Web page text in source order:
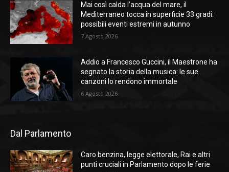
Mai così calda l’acqua del mare, il
Mediterraneo tocca in superficie 33 gradi:
possibili eventi estremi in autunno
7 Agosto 2026
Addio a Francesco Guccini, il Maestrone ha
segnato la storia della musica: le sue
canzoni lo rendono immortale
6 Agosto 2026
Dal Parlamento
Caro benzina, legge elettorale, Rai e altri
punti cruciali in Parlamento dopo le ferie